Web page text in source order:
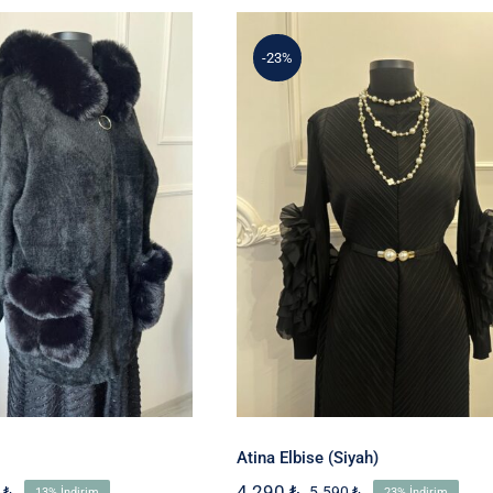
Hırka
-23%
Atina Elbise (Siyah)
Atina Elbise (Siyah)